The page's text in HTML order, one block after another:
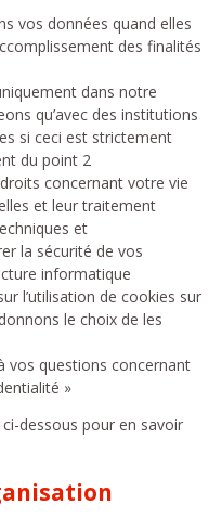
vos données quand elles
des finalités
dans notre
qu’avec des institutions
si ceci est strictement
du point 2
concernant votre vie
et leur traitement
et
la sécurité de vos
informatique
l’utilisation de cookies sur
le choix de les
vos questions concernant
»
dessous pour en savoir